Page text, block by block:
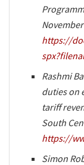
https://
Rashmi
duties on
tariff
South
https://
Simon